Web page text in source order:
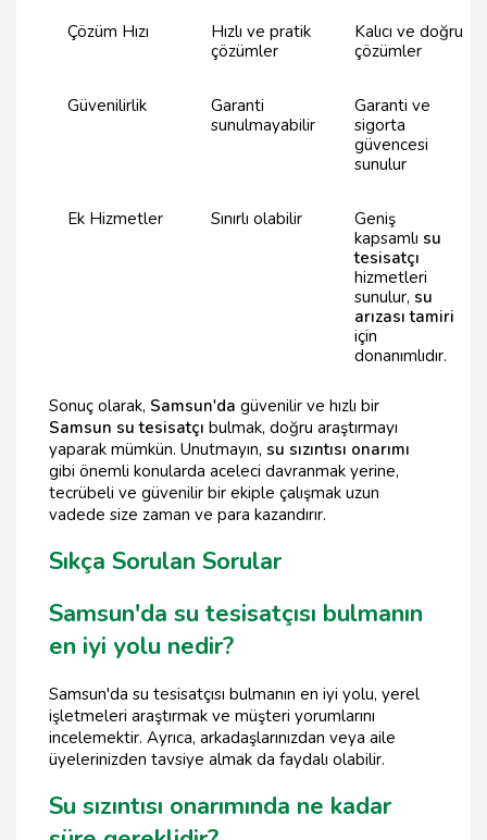
Çözüm Hızı
Hızlı ve pratik
çözümler
Kalıcı ve doğru
çözümler
Güvenilirlik
Garanti
sunulmayabilir
Garanti ve
sigorta
güvencesi
sunulur
Ek Hizmetler Sınırlı olabilir
Geniş
kapsamlı su
tesisatçı
hizmetleri
sunulur, su
arızası tamiri
için
donanımlıdır.
Sonuç olarak, Samsun'da güvenilir ve hızlı bir
Samsun su tesisatçı bulmak, doğru araştırmayı
yaparak mümkün. Unutmayın, su sızıntısı onarımı
gibi önemli konularda aceleci davranmak yerine,
tecrübeli ve güvenilir bir ekiple çalışmak uzun
vadede size zaman ve para kazandırır.
Sıkça Sorulan Sorular
Samsun'da su tesisatçısı bulmanın
en iyi yolu nedir?
Samsun'da su tesisatçısı bulmanın en iyi yolu, yerel
işletmeleri araştırmak ve müşteri yorumlarını
incelemektir. Ayrıca, arkadaşlarınızdan veya aile
üyelerinizden tavsiye almak da faydalı olabilir.
Su sızıntısı onarımında ne kadar